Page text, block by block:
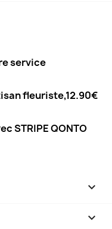
service
fleuriste,12.90€
STRIPE QONTO

